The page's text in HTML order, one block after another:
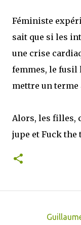
Féministe
sait que si les
une crise
femmes, le fusil
mettre un terme
Alors, les filles,
jupe et Fuck the